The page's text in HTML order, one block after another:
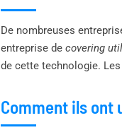
De nombreuses
entreprise de covering
de cette technologie.
Comment ils